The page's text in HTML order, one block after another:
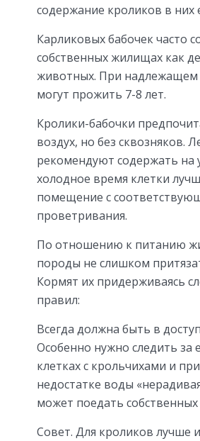
содержание кроликов в
Карликовых бабочек часто
собственных жилищах как
животных. При надлежащем
могут прожить 7-8 лет.
Кролики-бабочки
воздух, но без сквозняков.
рекомендуют содержать на
холодное время клетки
помещение с
проветривания.
По отношению к питанию
породы не слишком
Кормят их придерживаясь
правил:
Всегда должна быть в
Особенно нужно следить за
клетках с крольчихами и
недостатке воды
может поедать
Совет. Для кроликов лучше